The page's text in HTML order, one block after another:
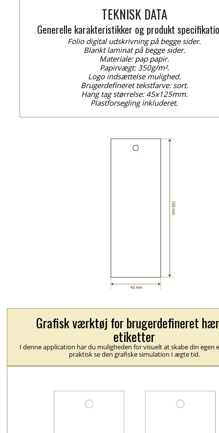
TEKNISK DATA
Generelle karakteristikker og produkt
Folio digital udskrivning på begge sider.
Blankt laminat på begge sider.
Materiale: pap papir.
Papirvægt: 350g/m².
Logo indsættelse mulighed.
Brugerdefineret tekstfarve: sort.
Hang tag størrelse: 45x125mm.
Plastforsegling inkluderet.
Grafisk værktøj for brugerdefineret
etiketter
I denne application har du muligheden for visuelt at skabe din egen
praktisk se den grafiske simulation I ægte tid.